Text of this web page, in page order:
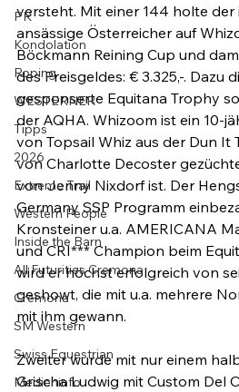
PR
Kondolation
Roping
WESTERNER
Tipps
2026
Extreme Trail
Western People
Inside the Barn
All Futurities Cremona
Cremona
SM Western
Swiss Equestrian
Medieninfo
versteht. Mit einer 144 holte der
ansässige Österreicher auf
Böckmann Reining Cup und
des Preisgeldes: € 3.325,-. Dazu
gesponserte Equitana Trophy
der AQHA. Whizoom ist ein 10-
von Topsail Whiz aus der Dun It
von Charlotte Decoster
von Jenny Nixdorf ist. Der
Germany SSP Programm
Kronsteiner u.a. AMERICANA
und CRI*** Champion beim
wird er höchst erfolgreich von
geshowt, die mit u.a. mehrere
mit ihm gewann.
Zweiter wurde mit nur einem
Grischa Ludwig mit Custom Del